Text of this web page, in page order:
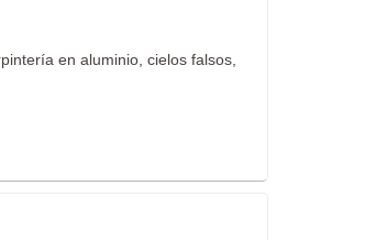
en aluminio, cielos falsos,